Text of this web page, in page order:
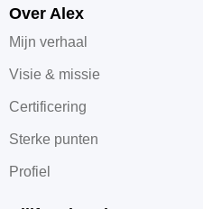
Over Alex
Mijn verhaal
Visie & missie
Certificering
Sterke punten
Profiel